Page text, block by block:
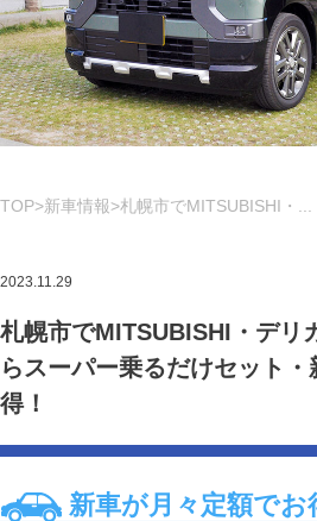
TOP 新車情報 札幌市でMITSUBISHI・...
2023.11.29
札幌市でMITSUBISHI・デリ
らスーパー乗るだけセット
得！
新車が月々定額でお